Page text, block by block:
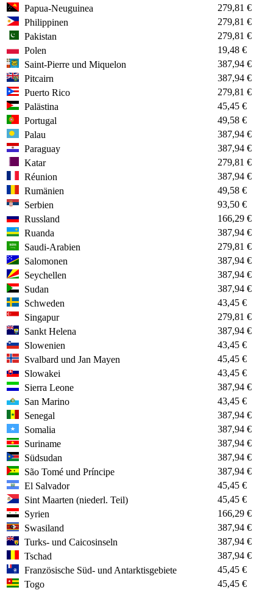
Papua-Neuguinea
279,81 €
Philippinen
279,81 €
Pakistan
279,81 €
Polen
19,48 €
Saint-Pierre und Miquelon
387,94 €
Pitcairn
387,94 €
Puerto Rico
279,81 €
Palästina
45,45 €
Portugal
49,58 €
Palau
387,94 €
Paraguay
387,94 €
Katar
279,81 €
Réunion
387,94 €
Rumänien
49,58 €
Serbien
93,50 €
Russland
166,29 €
Ruanda
387,94 €
Saudi-Arabien
279,81 €
Salomonen
387,94 €
Seychellen
387,94 €
Sudan
387,94 €
Schweden
43,45 €
Singapur
279,81 €
Sankt Helena
387,94 €
Slowenien
43,45 €
Svalbard und Jan Mayen
45,45 €
Slowakei
43,45 €
Sierra Leone
387,94 €
San Marino
43,45 €
Senegal
387,94 €
Somalia
387,94 €
Suriname
387,94 €
Südsudan
387,94 €
São Tomé und Príncipe
387,94 €
El Salvador
45,45 €
Sint Maarten (niederl. Teil)
45,45 €
Syrien
166,29 €
Swasiland
387,94 €
Turks- und Caicosinseln
387,94 €
Tschad
387,94 €
Französische Süd- und Antarktisgebiete
45,45 €
Togo
45,45 €